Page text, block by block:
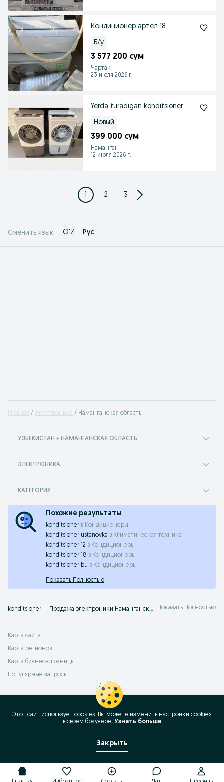
Кондиционер артел 18
Б/у
3 577 200 сум
Чартак
23 июля 2026 г.
Yerda turadigan konditsioner
Новый
399 000 сум
Наманган
12 июля 2026 г.
1 2 3
Сменить язык: O'Z Рус
Главная Электроника Наманганская область
УЗБЕКИСТАН » НАМАНГАНСКАЯ ОБЛАСТЬ
ЭЛЕКТРОНИКА
КАТЕГОРИЯ
Похожие результаты
konditsioner в Кондиционеры
konditsioner ustanovka в Климатическая техника
konditsioner 12 в Кондиционеры
konditsioner 18 в Кондиционеры
konditsioner bu в Кондиционеры
Показать Полностью
konditsioner — Продажа электроники Наманганская область ✔️ Большой выбор новых и б/у смартфонов, наушников и аксессуаров по выгодным ценам ☝ Проверенные предложения на OLX.uz Показать Полностью
Карта сайта
Карта регионов
Карта бизнес-страницы
Популярные запросы
Этот сайт использует cookies. Вы можете изменить настройки cookies
в своeм браузере. Узнать больше
Закрыть